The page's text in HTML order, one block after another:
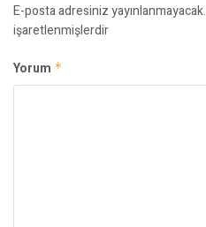
E-posta adresiniz yayınlanmayacak.
işaretlenmişlerdir
Yorum *